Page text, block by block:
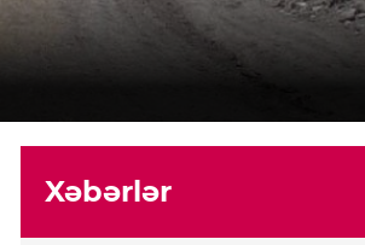
Xəbərlər